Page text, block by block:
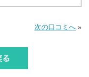
次の口コミへ »